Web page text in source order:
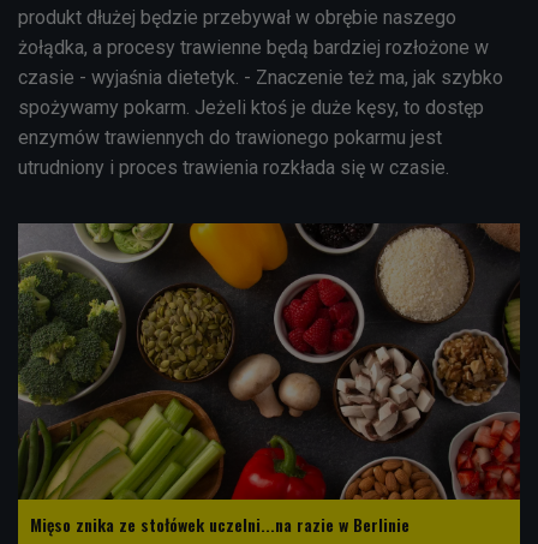
produkt dłużej będzie przebywał w obrębie naszego
żołądka, a procesy trawienne będą bardziej rozłożone w
czasie - wyjaśnia dietetyk. - Znaczenie też ma, jak szybko
spożywamy pokarm. Jeżeli ktoś je duże kęsy, to dostęp
enzymów trawiennych do trawionego pokarmu jest
utrudniony i proces trawienia rozkłada się w czasie.
Mięso znika ze stołówek uczelni...na razie w Berlinie